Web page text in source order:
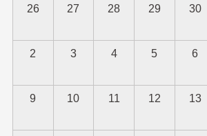
26 27 28 29 30
2 3 4 5 6
9 10 11 12 13